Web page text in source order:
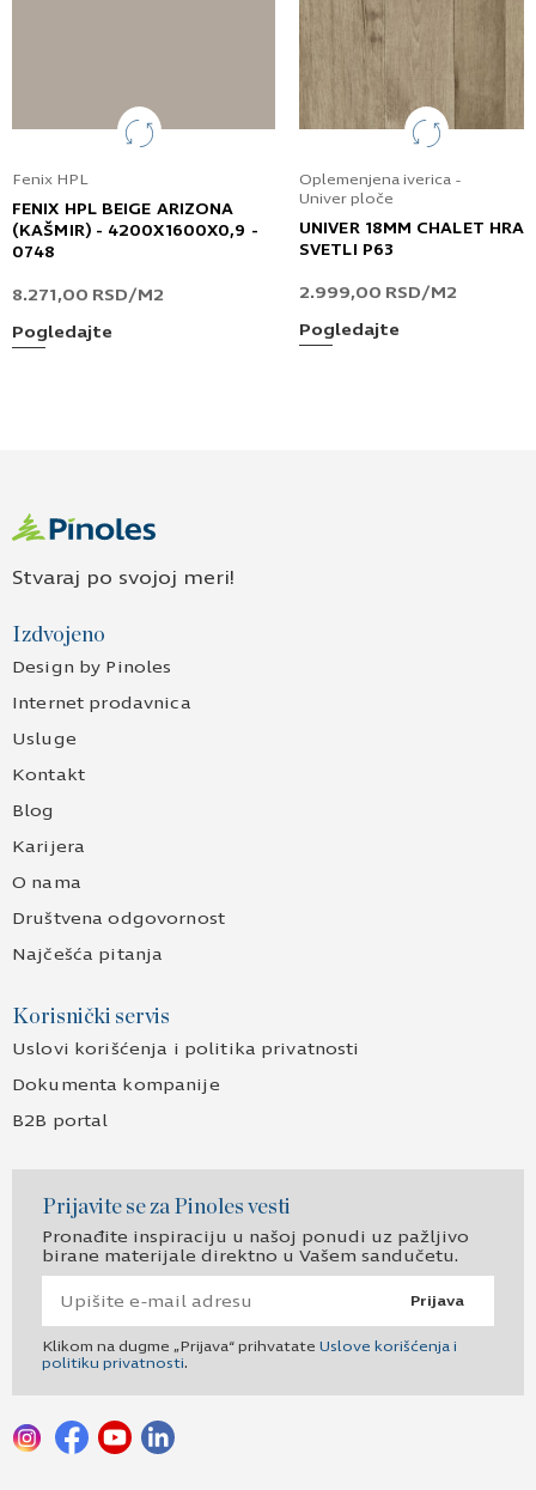
Fenix HPL
FENIX HPL BEIGE ARIZONA
(KAŠMIR) - 4200X1600X0,9 -
0748
8.271,00 RSD/M2
Pogledajte
Oplemenjena iverica -
Univer ploče
UNIVER 18MM CHALET
SVETLI P63
2.999,00 RSD/M2
Pogledajte
Stvaraj po svojoj meri!
Izdvojeno
Design by Pinoles
Internet prodavnica
Usluge
Kontakt
Blog
Karijera
O nama
Društvena odgovornost
Najčešća pitanja
Korisnički servis
Uslovi korišćenja i politika privatnosti
Dokumenta kompanije
B2B portal
Prijavite se za Pinoles vesti
Pronađite inspiraciju u našoj ponudi uz pažljivo
birane materijale direktno u Vašem sandučetu.
Prijava
Klikom na dugme „Prijava“ prihvatate Uslove korišćenja i
politiku privatnosti.